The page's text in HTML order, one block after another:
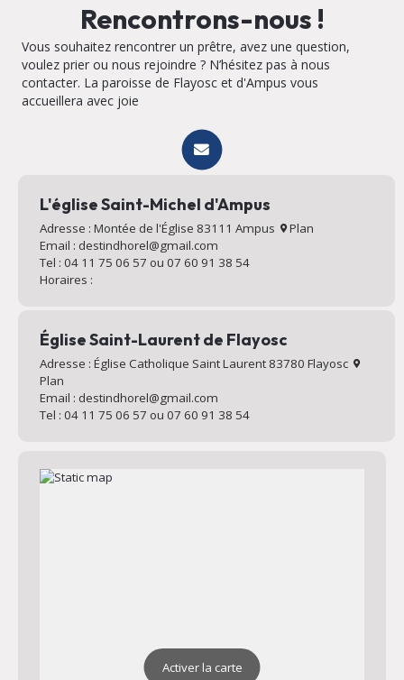
Rencontrons-nous !
Vous souhaitez rencontrer un prêtre, avez une question,
voulez prier ou nous rejoindre ? N’hésitez pas à nous
contacter. La paroisse de Flayosc et d'Ampus vous
accueillera avec joie
L'église Saint-Michel d'Ampus
Adresse : Montée de l'Église 83111 Ampus
Plan
Email : destindhorel@gmail.com
Tel : 04 11 75 06 57 ou 07 60 91 38 54
Horaires :
Église Saint-Laurent de Flayosc
Adresse : Église Catholique Saint Laurent 83780 Flayosc
Plan
Email : destindhorel@gmail.com
Tel : 04 11 75 06 57 ou 07 60 91 38 54
Activer la carte